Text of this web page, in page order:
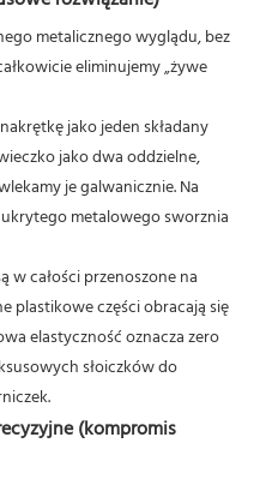
metalicznego wyglądu, bez
eliminujemy „żywe
jako jeden składany
jako dwa oddzielne,
je galwanicznie. Na
metalowego sworznia
w całości przenoszone na
plastikowe części obracają się
elastyczność oznacza zero
słoiczków do
(kompromis